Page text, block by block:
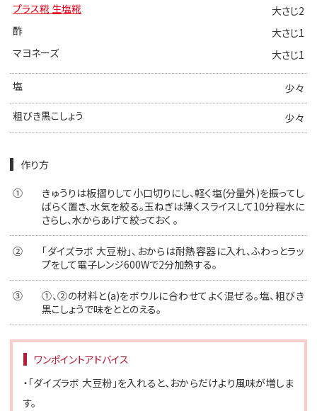
プラス糀 生塩糀
大さじ2
酢
大さじ1
マヨネーズ
大さじ1
塩
少々
粗びき黒こしょう
少々
作り方
①
きゅうりは板摺りして小口切りにし、軽く塩(分量外)を振ってし
ばらく置き、水気を絞る。玉ねぎは薄くスライスして10分程水に
さらし、水からあげて絞っておく 。
②
「ダイズラボ 大豆粉」、おからは耐熱容器に入れ、ふわっとラッ
プをして電子レンジ600Wで2分加熱する。
③
①、②の材料と(a)をボウルに合わせてよく混ぜる。塩、粗びき
黒こしょうで味をととのえる。
ワンポイントアドバイス
・「ダイズラボ 大豆粉」を入れると、おからだけより風味が増しま
す。